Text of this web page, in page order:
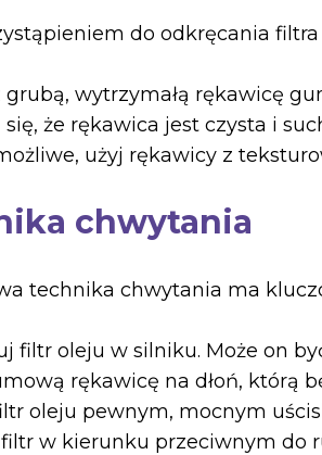
do odkręcania
grubą, wytrzymałą rękawicę
się, że rękawica jest czysta i
użyj rękawicy z
chwytania
technika chwytania ma
filtr oleju w silniku. Może on
rękawicę na dłoń, którą
oleju pewnym, mocnym
filtr w kierunku przeciwnym do